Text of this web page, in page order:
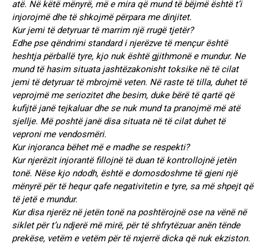
atë. Në këtë mënyrë, më e mira që mund të bëjmë është t’i
injorojmë dhe të shkojmë përpara me dinjitet.
Kur jemi të detyruar të marrim një rrugë tjetër?
Edhe pse qëndrimi standard i njerëzve të mençur është
heshtja përballë tyre, kjo nuk është gjithmonë e mundur. Ne
mund të hasim situata jashtëzakonisht toksike në të cilat
jemi të detyruar të mbrojmë veten. Në raste të tilla, duhet të
veprojmë me seriozitet dhe besim, duke bërë të qartë që
kufijtë janë tejkaluar dhe se nuk mund ta pranojmë më atë
sjellje. Më poshtë janë disa situata në të cilat duhet të
veproni me vendosmëri.
Kur injoranca bëhet më e madhe se respekti?
Kur njerëzit injorantë fillojnë të duan të kontrollojnë jetën
tonë. Nëse kjo ndodh, është e domosdoshme të gjeni një
mënyrë për të hequr qafe negativitetin e tyre, sa më shpejt që
të jetë e mundur.
Kur disa njerëz në jetën tonë na poshtërojnë ose na vënë në
siklet për t’u ndjerë më mirë, për të shfrytëzuar anën tënde
prekëse, vetëm e vetëm për të nxjerrë dicka që nuk ekziston.